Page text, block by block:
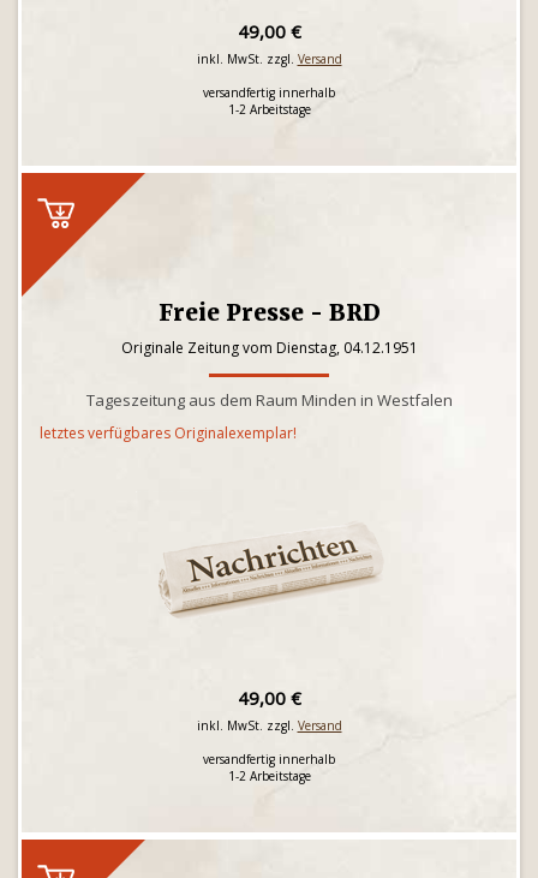
49,00 €
inkl. MwSt. zzgl. Versand
versandfertig innerhalb
1-2 Arbeitstage
Freie Presse - BRD
Originale Zeitung vom Dienstag, 04.12.1951
Tageszeitung aus dem Raum Minden in Westfalen
letztes verfügbares Originalexemplar!
49,00 €
inkl. MwSt. zzgl. Versand
versandfertig innerhalb
1-2 Arbeitstage